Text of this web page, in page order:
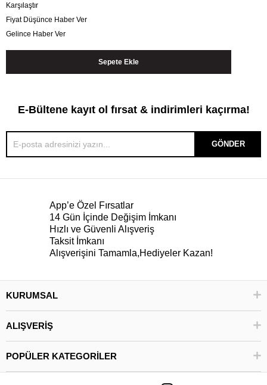
Karşılaştır
Fiyat Düşünce Haber Ver
Gelince Haber Ver
E-Bültene kayıt ol fırsat & indirimleri kaçırma!
GÖNDER
App’e Özel Fırsatlar
14 Gün İçinde Değişim İmkanı
Hızlı ve Güvenli Alışveriş
Taksit İmkanı
Alışverişini Tamamla,Hediyeler Kazan!
KURUMSAL
ALIŞVERİŞ
POPÜLER KATEGORİLER